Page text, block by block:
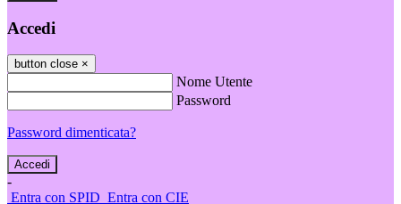
Accedi
button close ×
Nome Utente
Password
Password dimenticata?
-
Entra con SPID Entra con CIE